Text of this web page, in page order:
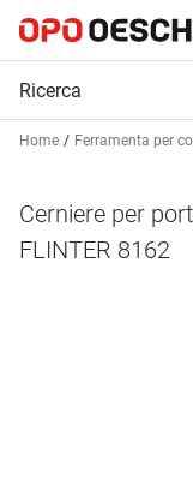
Home Ferramenta per
Cerniere per
FLINTER 8162